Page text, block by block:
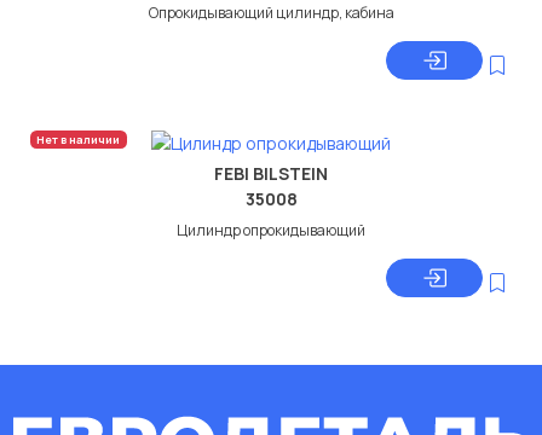
Опрокидывающий цилиндр, кабина
Нет в наличии
FEBI BILSTEIN
35008
Цилиндр опрокидывающий